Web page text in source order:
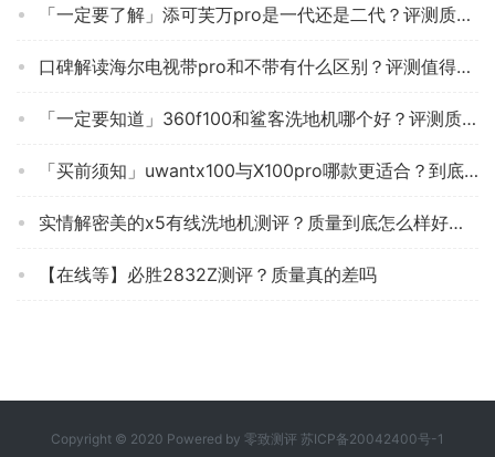
「一定要了解」添可芙万pro是一代还是二代？评测质量好不好
口碑解读海尔电视带pro和不带有什么区别？评测值得入手吗
「一定要知道」360f100和鲨客洗地机哪个好？评测质量怎么样
「买前须知」uwantx100与X100pro哪款更适合？到底要怎么选择
实情解密美的x5有线洗地机测评？质量到底怎么样好不好
【在线等】必胜2832Z测评？质量真的差吗
Copyright © 2020 Powered by 零致测评 苏ICP备20042400号-1